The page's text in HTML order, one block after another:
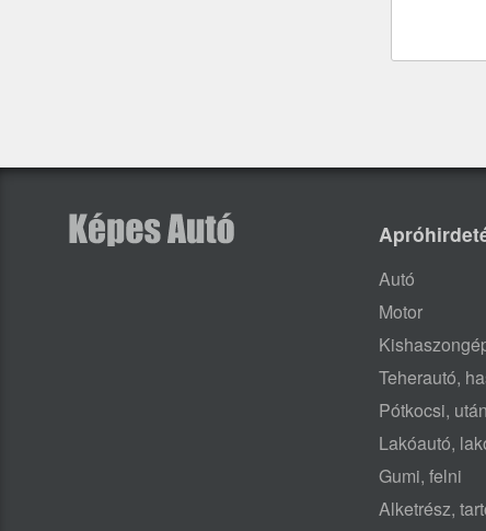
Autó
Motor
Teherautó,
Pótkocsi,
Lakóautó,
Gumi, felni
Alketrész,